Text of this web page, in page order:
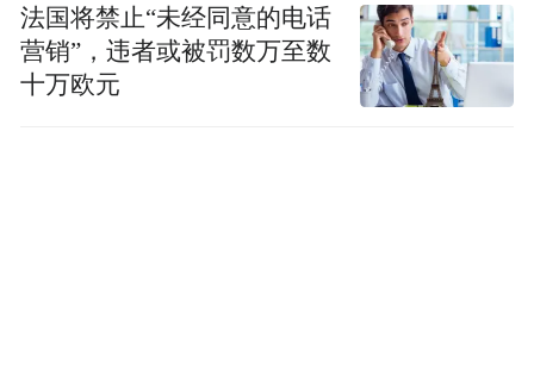
法国将禁止“未经同意的电话
营销”，违者或被罚数万至数
十万欧元